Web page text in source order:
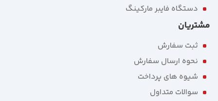
دستگاه فایبر مارکینگ
مشتریان
ثبت سفارش
نحوه ارسال سفارش
شیوه های پرداخت
سوالات متداول